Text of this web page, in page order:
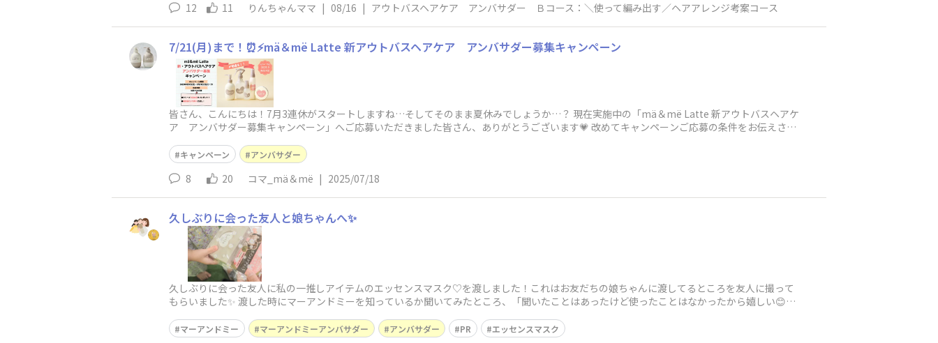
12 11 りんちゃんママ | 08/16 | アウトバスヘアケア アンバサダー Ｂコース：＼使って編み出す／ヘアアレンジ考案コース
7/21(月)まで！⏰⚡mä＆më Latte 新アウトバスヘアケア アンバサダー募集キャンペーン
皆さん、こんにちは！7月3連休がスタートしますね…そしてそのまま夏休みでしょうか…？ 現在実施中の「mä＆më Latte 新アウトバスヘアケ
ア アンバサダー募集キャンペーン」へご応募いただきました皆さん、ありがとうございます💗 改めてキャンペーンご応募の条件をお伝えさせ
キャンペーン アンバサダー
8 20 コマ_mä＆më | 2025/07/18
久しぶりに会った友人と娘ちゃんへ✨
久しぶりに会った友人に私の一推しアイテムのエッセンスマスク♡を渡しました！これはお友だちの娘ちゃんに渡してるところを友人に撮って
もらいました✨ 渡した時にマーアンドミーを知っているか聞いてみたところ、「聞いたことはあったけど使ったことはなかったから嬉しい😊」
マーアンドミー マーアンドミーアンバサダー アンバサダー PR エッセンスマスク